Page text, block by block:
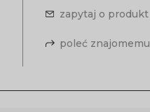
zapytaj o produkt
poleć znajomemu